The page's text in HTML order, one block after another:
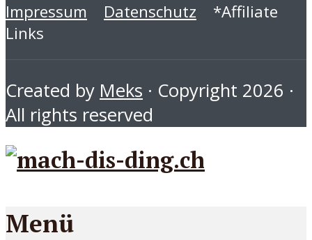
Impressum Datenschutz *Affiliate
Links
Created by Meks · Copyright 2026 ·
All rights reserved
Menü